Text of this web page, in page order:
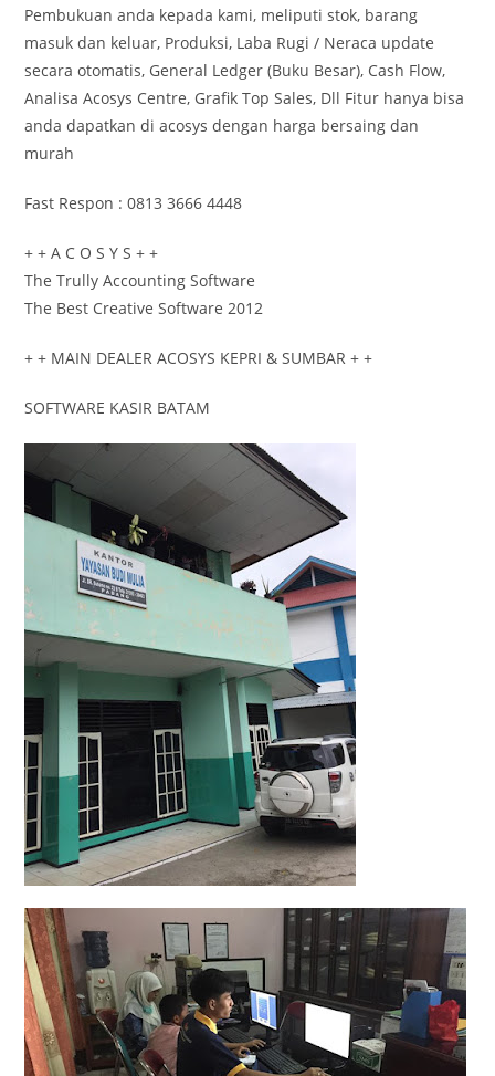
Pembukuan anda kepada kami, meliputi stok, barang
masuk dan keluar, Produksi, Laba Rugi / Neraca update
secara otomatis, General Ledger (Buku Besar), Cash Flow,
Analisa Acosys Centre, Grafik Top Sales, Dll Fitur hanya bisa
anda dapatkan di acosys dengan harga bersaing dan
murah
Fast Respon : 0813 3666 4448
+ + A C O S Y S + +
The Trully Accounting Software
The Best Creative Software 2012
+ + MAIN DEALER ACOSYS KEPRI & SUMBAR + +
SOFTWARE KASIR BATAM